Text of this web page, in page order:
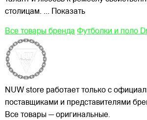
столицам. ... Показать
Все товары бренда Футболки и поло
NUW store работает только с
поставщиками и представителями
Все товары — оригинальные.